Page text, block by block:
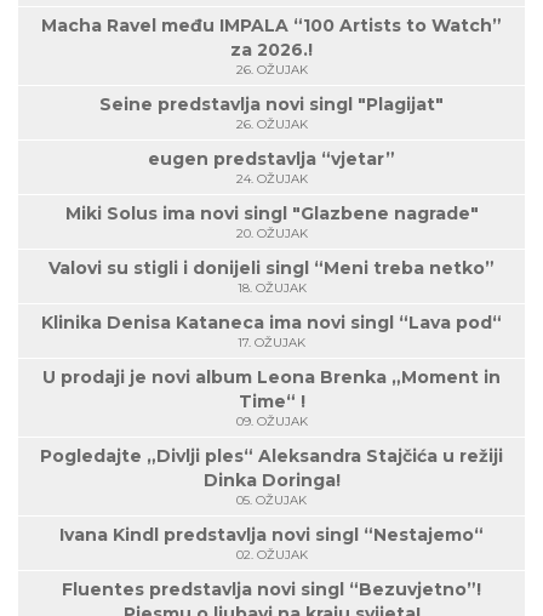
Macha Ravel među IMPALA “100 Artists to Watch”
za 2026.!
26. OŽUJAK
Seine predstavlja novi singl "Plagijat"
26. OŽUJAK
eugen predstavlja “vjetar”
24. OŽUJAK
Miki Solus ima novi singl "Glazbene nagrade"
20. OŽUJAK
Valovi su stigli i donijeli singl “Meni treba netko”
18. OŽUJAK
Klinika Denisa Kataneca ima novi singl “Lava pod“
17. OŽUJAK
U prodaji je novi album Leona Brenka „Moment in
Time“ !
09. OŽUJAK
Pogledajte „Divlji ples“ Aleksandra Stajčića u režiji
Dinka Doringa!
05. OŽUJAK
Ivana Kindl predstavlja novi singl “Nestajemo“
02. OŽUJAK
Fluentes predstavlja novi singl “Bezuvjetno”!